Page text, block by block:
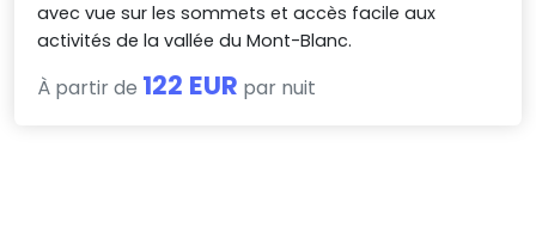
avec vue sur les sommets et accès facile aux
activités de la vallée du Mont-Blanc.
À partir de 122 EUR par nuit